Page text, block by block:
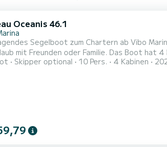
Oceanis 46.1
Segelboot zum Chartern ab Vibo
Familie. Das Boot hat 4 Kabinen mit allem Komfort und eine Kapazität von 12 Personen. Mit einer
von 15 Metern wird es Ihr perfekter
Skipper optional 10 Pers. 4 Kabinen